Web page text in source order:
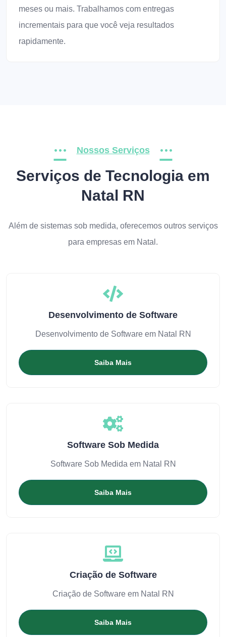
meses ou mais. Trabalhamos com entregas
incrementais para que você veja resultados
rapidamente.
Nossos Serviços
Serviços de Tecnologia em
Natal RN
Além de sistemas sob medida, oferecemos outros serviços
para empresas em Natal.
Desenvolvimento de Software
Desenvolvimento de Software em Natal RN
Saiba Mais
Software Sob Medida
Software Sob Medida em Natal RN
Saiba Mais
Criação de Software
Criação de Software em Natal RN
Saiba Mais